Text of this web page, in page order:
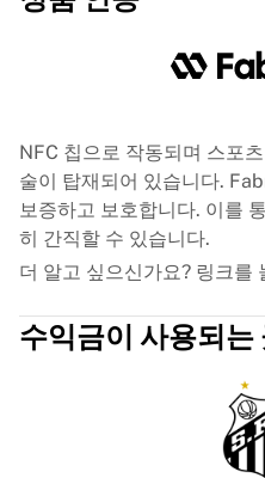
NFC 칩으로 작동되며 스포
술이 탑재되어 있습니다.
보증하고 보호합니다. 이를
히 간직할 수 있습니다.
더 알고 싶으신가요? 링크를
수익금이 사용되는